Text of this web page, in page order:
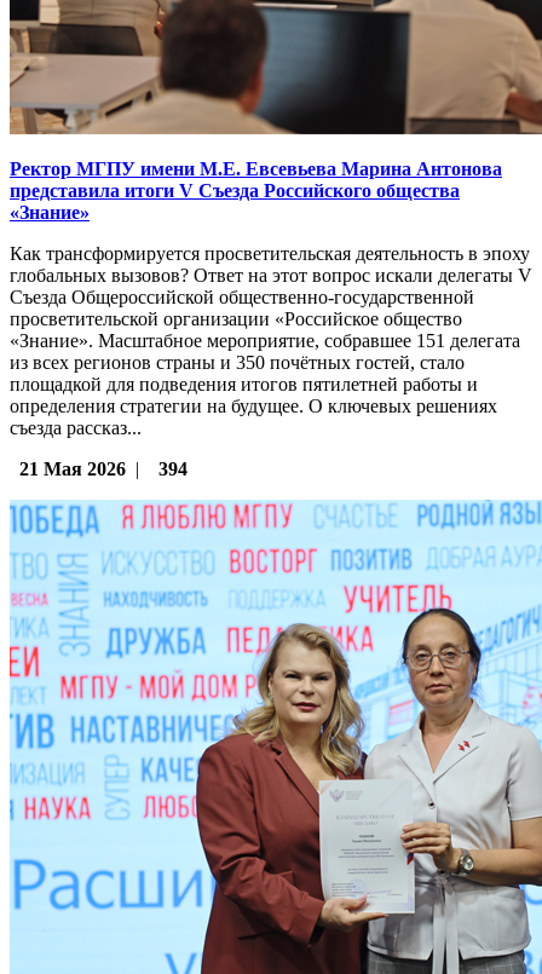
Ректор МГПУ имени М.Е. Евсевьева Марина Антонова
представила итоги V Съезда Российского общества
«Знание»
Как трансформируется просветительская деятельность в эпоху
глобальных вызовов? Ответ на этот вопрос искали делегаты V
Съезда Общероссийской общественно-государственной
просветительской организации «Российское общество
«Знание». Масштабное мероприятие, собравшее 151 делегата
из всех регионов страны и 350 почётных гостей, стало
площадкой для подведения итогов пятилетней работы и
определения стратегии на будущее. О ключевых решениях
съезда рассказ...
21 Мая 2026 | 394